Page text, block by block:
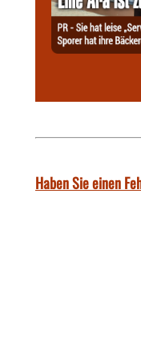
Haben Sie einen